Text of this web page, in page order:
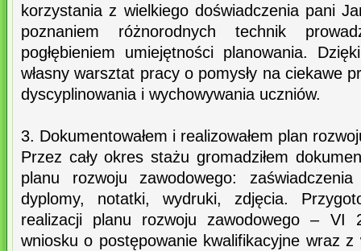
korzystania z wielkiego doświadczenia pani
poznaniem różnorodnych technik
pogłębieniem umiejętności planowania.
własny warsztat pracy o pomysły na ciekawe
dyscyplinowania i wychowywania uczniów.
3. Dokumentowałem i realizowałem plan
Przez cały okres stażu gromadziłem
planu rozwoju zawodowego:
dyplomy, notatki, wydruki, zdjęcia.
realizacji planu rozwoju zawodowego – VI
wniosku o postępowanie kwalifikacyjne wraz